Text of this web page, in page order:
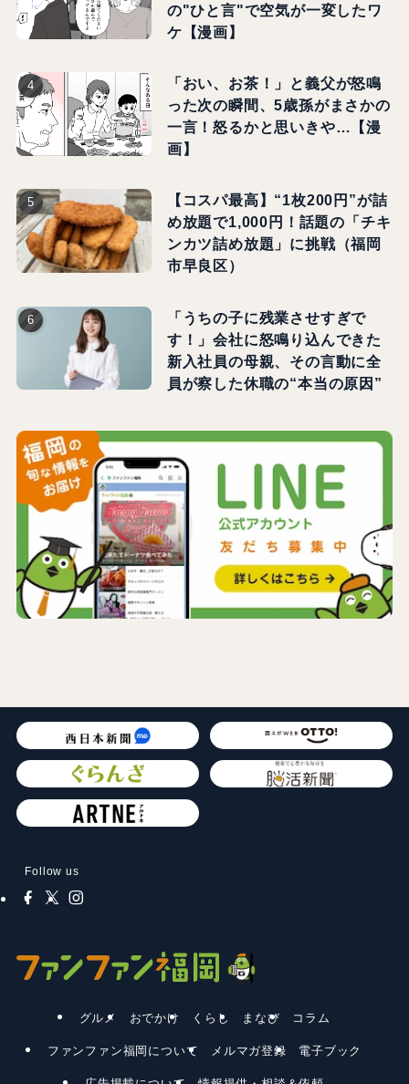
の"ひと言"で空気が一変したワ
ケ【漫画】
「おい、お茶！」と義父が怒鳴
った次の瞬間、5歳孫がまさかの
一言！怒るかと思いきや…【漫
画】
【コスパ最高】“1枚200円”が詰
め放題で1,000円！話題の「チキ
ンカツ詰め放題」に挑戦（福岡
市早良区）
「うちの子に残業させすぎで
す！」会社に怒鳴り込んできた
新入社員の母親、その言動に全
員が察した休職の“本当の原因”
Follow us
グルメ おでかけ くらし まなび コラム
ファンファン福岡について メルマガ登録 電子ブック